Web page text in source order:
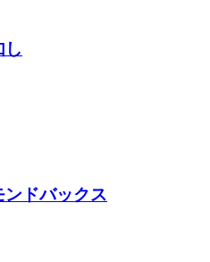
し
ドバックス